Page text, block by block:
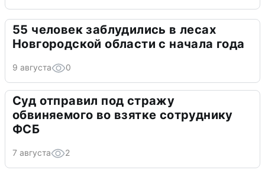
55 человек заблудились в лесах
Новгородской области с начала года
9 августа 0
Суд отправил под стражу
обвиняемого во взятке сотруднику
ФСБ
7 августа 2